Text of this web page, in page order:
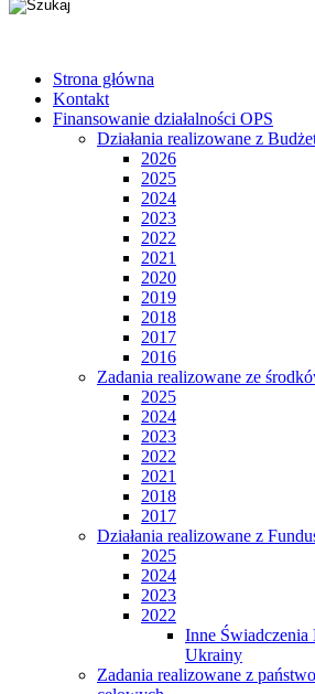
Strona główna
Kontakt
Finansowanie działalności OPS
Działania realizowane z
2026
2025
2024
2023
2022
2021
2020
2019
2018
2017
2016
Zadania realizowane ze
2025
2024
2023
2022
2021
2018
2017
Działania realizowane z
2025
2024
2023
2022
Inne Świadczenia
Ukrainy
Zadania realizowane z